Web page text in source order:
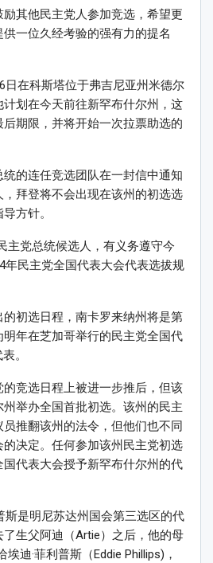
其他民主党人参加竞选，希望更
一位久经考验的强有力的提名
日在科斯塔位于弗吉尼亚州米德尔
划在今天前往新罕布什尔州，这
期限，并将开始一次拉票助选的
的连任竞选团队在一封信中通知
拜登将不会出现在该州的初选选
方针。
主党总统候选人，有义务遵守今
年民主党全国代表大会代表选拔规
初选日程，南卡罗来纳州将是第
年在芝加哥举行的民主党全国代
。
竞选日程上被进一步推后，但该
举办全国首批初选。该州的民主
推翻该州的法令，但他们也不同
决定。任何参加该州民主党初选
代表大会授予新罕布什尔州的代
斯是明尼苏达州国会第三选区的代
生父阿迪（Artie）之后，他的母
迪·菲利普斯（Eddie Phillips)，